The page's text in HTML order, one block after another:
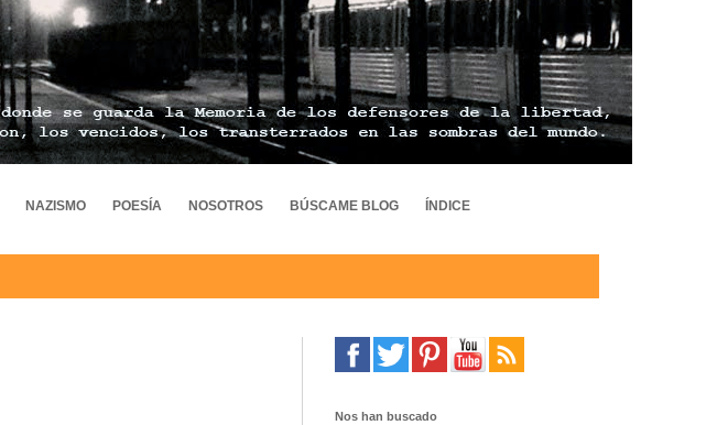
NAZISMO POESÍA NOSOTROS BÚSCAME BLOG ÍNDICE
Nos han buscado